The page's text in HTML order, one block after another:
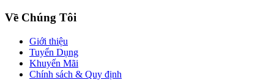
Về Chúng Tôi
Giới thiệu
Tuyển Dụng
Khuyến Mãi
Chính sách & Quy định